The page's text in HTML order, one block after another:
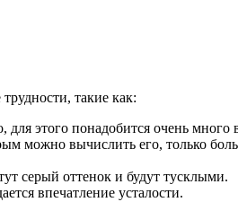
такие как:
этого понадобится очень много
можно вычислить его, только
серый оттенок и будут тусклыми.
впечатление усталости.